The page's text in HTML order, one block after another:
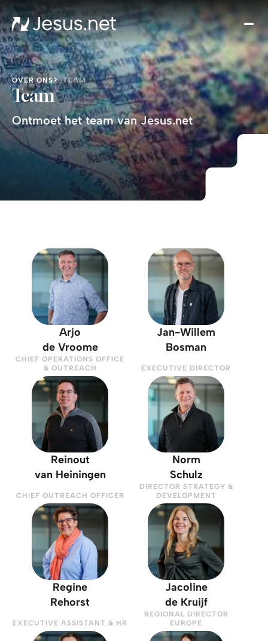
ons
Doe
mee
OVER ONS TEAM
Team
Ontmoet het team van Jesus.net
Arjo
de Vroome
CHIEF OPERATIONS OFFICE
& OUTREACH
Jan-Willem
Bosman
EXECUTIVE DIRECTOR
Reinout
van Heiningen
CHIEF OUTREACH OFFICER
Norm
Schulz
DIRECTOR STRATEGY &
DEVELOPMENT
Regine
Rehorst
EXECUTIVE ASSISTANT & HR
Jacoline
de Kruijf
REGIONAL DIRECTOR
EUROPE